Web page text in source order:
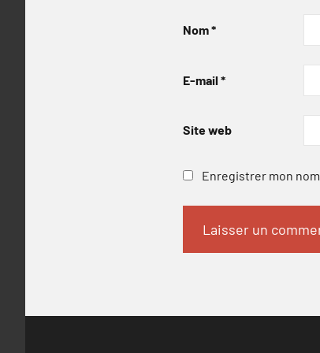
Nom*
E-mail *
Site web
Enregistrer mon